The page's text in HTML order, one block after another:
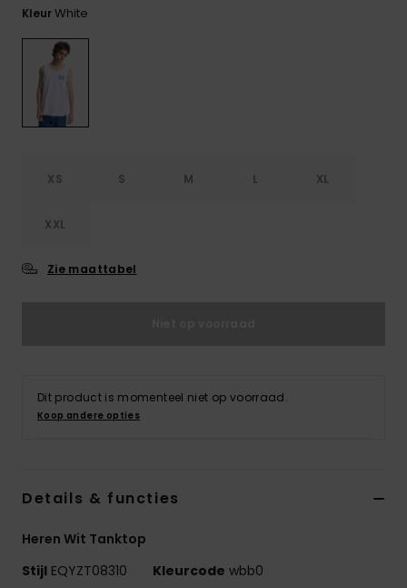
KleurWhite
XS S M L XL
XXL
Zie maattabel
Dit product is momenteel niet op voorraad.
Koop andere opties
Details & functies
Heren Wit Tanktop
Stijl EQYZT08310 Kleurcode wbb0